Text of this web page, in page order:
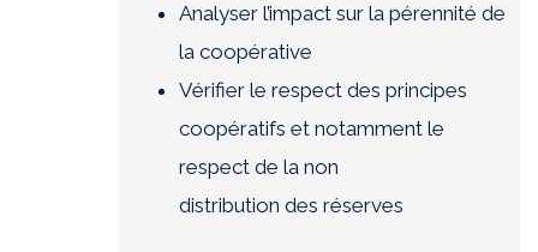
Analyser l’impact sur la pérennité de
la coopérative
Vérifier le respect des principes
coopératifs et notamment le
respect de la non
distribution des réserves